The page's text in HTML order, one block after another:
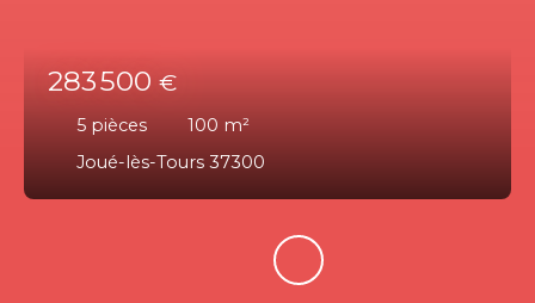
283 500 €
5 pièces 100 m²
Joué-lès-Tours 37300